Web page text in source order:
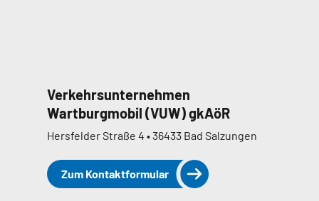
Verkehrsunternehmen
Wartburgmobil (VUW) gkAöR
Hersfelder Straße 4 • 36433 Bad Salzungen
Zum Kontaktformular